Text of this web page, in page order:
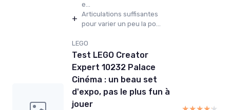
e...
+ Articulations suffisantes
pour varier un peu la po...
LEGO
Test LEGO Creator
Expert 10232 Palace
Cinéma : un beau set
d'expo, pas le plus fun à
jouer